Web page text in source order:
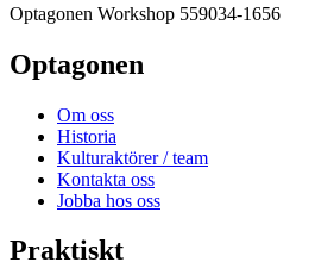
Optagonen Workshop 559034-1656
Optagonen
Om oss
Historia
Kulturaktörer / team
Kontakta oss
Jobba hos oss
Praktiskt